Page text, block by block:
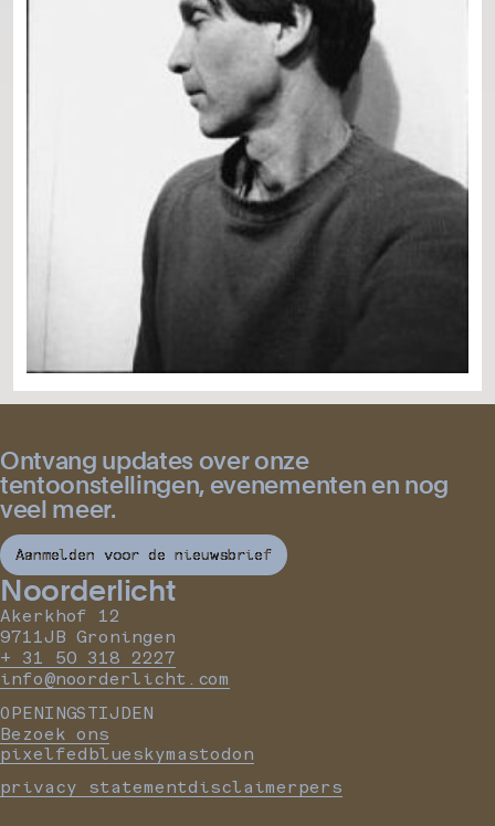
Ontvang updates over onze
tentoonstellingen, evenementen en nog
veel meer.
Aanmelden voor de nieuwsbrief
Noorderlicht
Akerkhof 12
9711JB Groningen
+ 31 50 318 2227
info@noorderlicht.com
OPENINGSTIJDEN
Bezoek ons
pixelfedblueskymastodon
privacy statementdisclaimerpers